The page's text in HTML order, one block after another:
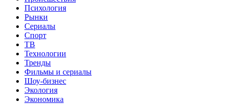
Психология
Рынки
Сериалы
Спорт
ТВ
Технологии
Тренды
Фильмы и сериалы
Шоу-бизнес
Экология
Экономика